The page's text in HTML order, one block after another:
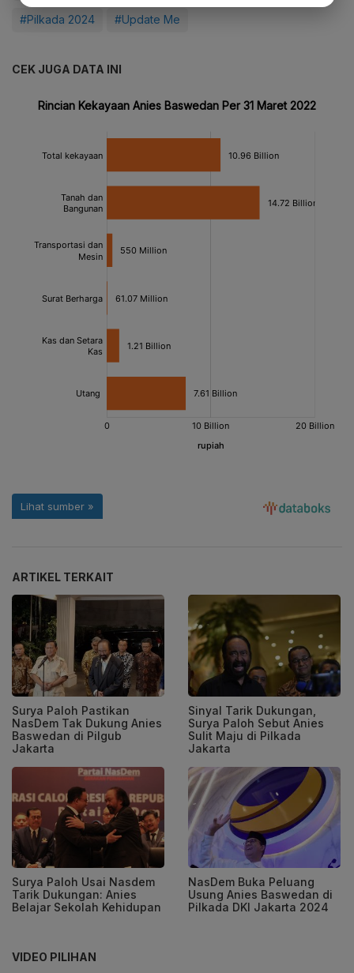
#Pilkada 2024 #Update Me
CEK JUGA DATA INI
ARTIKEL TERKAIT
Surya Paloh Pastikan
NasDem Tak Dukung Anies
Baswedan di Pilgub
Jakarta
Sinyal Tarik Dukungan,
Surya Paloh Sebut Anies
Sulit Maju di Pilkada
Jakarta
Surya Paloh Usai Nasdem
Tarik Dukungan: Anies
Belajar Sekolah Kehidupan
NasDem Buka Peluang
Usung Anies Baswedan di
Pilkada DKI Jakarta 2024
VIDEO PILIHAN